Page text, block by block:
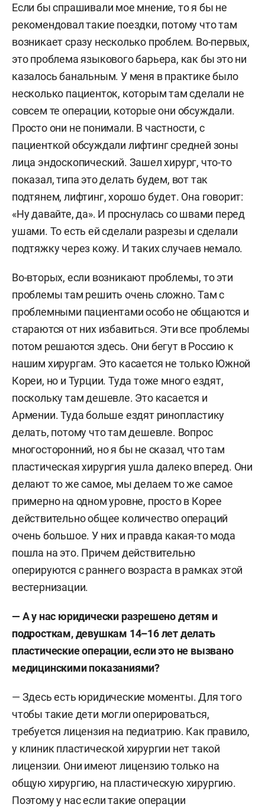
Если бы спрашивали мое мнение, то я бы не
рекомендовал такие поездки, потому что там
возникает сразу несколько проблем. Во-первых,
это проблема языкового барьера, как бы это ни
казалось банальным. У меня в практике было
несколько пациенток, которым там сделали не
совсем те операции, которые они обсуждали.
Просто они не понимали. В частности, с
пациенткой обсуждали лифтинг средней зоны
лица эндоскопический. Зашел хирург, что-то
показал, типа это делать будем, вот так
подтянем, лифтинг, хорошо будет. Она говорит:
«Ну давайте, да». И проснулась со швами перед
ушами. То есть ей сделали разрезы и сделали
подтяжку через кожу. И таких случаев немало.
Во-вторых, если возникают проблемы, то эти
проблемы там решить очень сложно. Там с
проблемными пациентами особо не общаются и
стараются от них избавиться. Эти все проблемы
потом решаются здесь. Они бегут в Россию к
нашим хирургам. Это касается не только Южной
Кореи, но и Турции. Туда тоже много ездят,
поскольку там дешевле. Это касается и
Армении. Туда больше ездят ринопластику
делать, потому что там дешевле. Вопрос
многосторонний, но я бы не сказал, что там
пластическая хирургия ушла далеко вперед. Они
делают то же самое, мы делаем то же самое
примерно на одном уровне, просто в Корее
действительно общее количество операций
очень большое. У них и правда какая-то мода
пошла на это. Причем действительно
оперируются с раннего возраста в рамках этой
вестернизации.
— А у нас юридически разрешено детям и
подросткам, девушкам 14–16 лет делать
пластические операции, если это не вызвано
медицинскими показаниями?
— Здесь есть юридические моменты. Для того
чтобы такие дети могли оперироваться,
требуется лицензия на педиатрию. Как правило,
у клиник пластической хирургии нет такой
лицензии. Они имеют лицензию только на
общую хирургию, на пластическую хирургию.
Поэтому у нас если такие операции